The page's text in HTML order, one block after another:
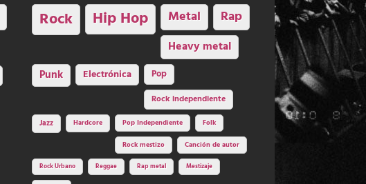
Rock Hip Hop Metal Rap
Heavy metal
Punk Electrónica
Pop
Rock independiente
Jazz Hardcore Pop Independiente Folk
Rock mestizo Canción de autor
Rock Urbano Reggae Rap metal Mestizaje